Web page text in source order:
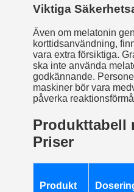
Viktiga
Även om melatonin
korttidsanvändning,
vara extra försiktiga.
ska inte använda
godkännande.
maskiner bör vara
påverka
Produkttabell
Priser
Produkt